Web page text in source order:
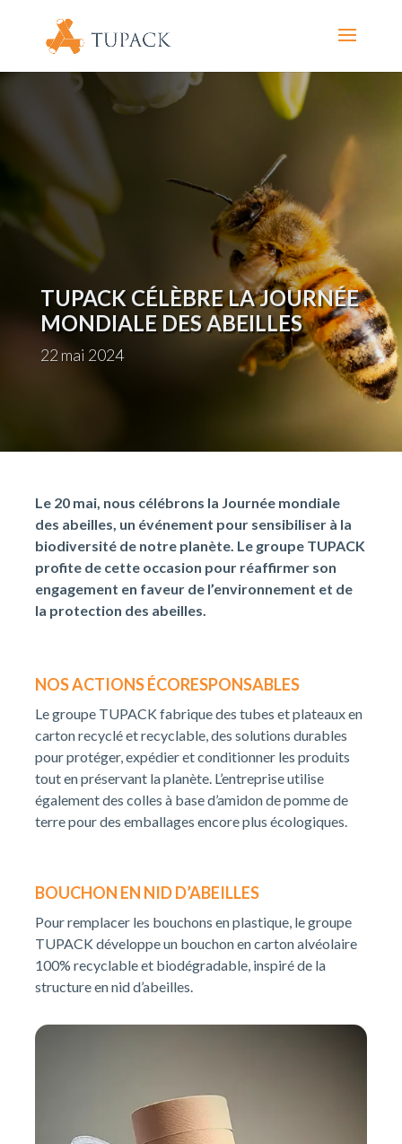
TUPACK CÉLÈBRE LA JOURNÉE
MONDIALE DES ABEILLES
22 mai 2024
Le 20 mai, nous célébrons la Journée mondiale
des abeilles, un événement pour sensibiliser à la
biodiversité de notre planète. Le groupe TUPACK
profite de cette occasion pour réaffirmer son
engagement en faveur de l’environnement et de
la protection des abeilles.
NOS ACTIONS ÉCORESPONSABLES
Le groupe TUPACK fabrique des tubes et plateaux en
carton recyclé et recyclable, des solutions durables
pour protéger, expédier et conditionner les produits
tout en préservant la planète. L’entreprise utilise
également des colles à base d’amidon de pomme de
terre pour des emballages encore plus écologiques.
BOUCHON EN NID D’ABEILLES
Pour remplacer les bouchons en plastique, le groupe
TUPACK développe un bouchon en carton alvéolaire
100% recyclable et biodégradable, inspiré de la
structure en nid d’abeilles.